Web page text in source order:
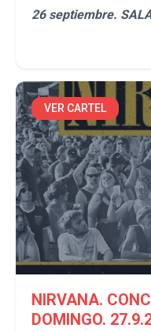
26 septiembre.
VER CARTEL
NIRVANA.
DOMINGO.